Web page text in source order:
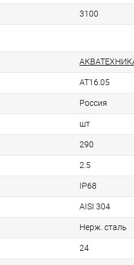
3100
AT16.05
Россия
шт
290
2.5
IP68
AISI 304
Нерж. сталь
24